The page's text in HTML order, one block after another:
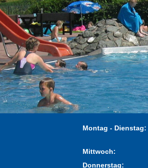
Montag - Dienstag:
Mittwoch:
Donnerstag: